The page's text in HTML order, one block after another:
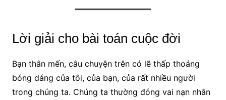
Lời giải cho bài toán cuộc đời
Bạn thân mến, câu chuyện trên có lẽ thấp thoáng
bóng dáng của tôi, của bạn, của rất nhiều người
trong chúng ta. Chúng ta thường đóng vai nạn nhân